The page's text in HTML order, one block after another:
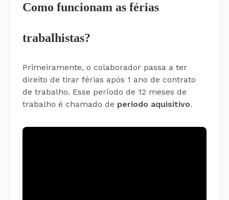
Como funcionam as férias
trabalhistas?
Primeiramente, o colaborador passa a ter
direito de tirar férias após 1 ano de contrato
de trabalho. Esse período de 12 meses de
trabalho é chamado de período aquisitivo.